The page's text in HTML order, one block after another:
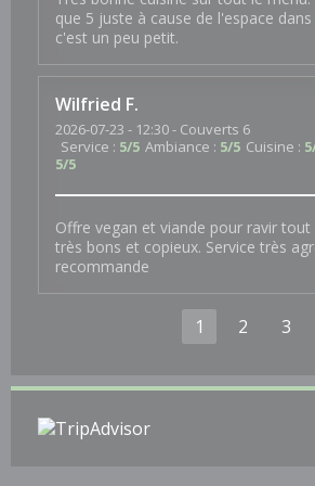
que 5 juste à cause de l'espace
c'est un peu petit.
Wilfried F
2026-07-23 - 12:30 - Couverts 6
Service : 5/5 Ambiance : 5/5 Cuisine : 5
5/5
Offre vegan et viande pour ravir tout
très bons et copieux. Service très
recommande
1 2 3